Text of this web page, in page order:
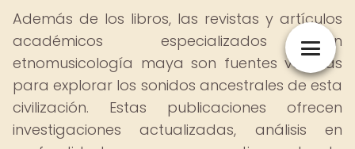
Además de los libros, las revistas y artículos
académicos especializados en
etnomusicología maya son fuentes valiosas
para explorar los sonidos ancestrales de esta
civilización. Estas publicaciones ofrecen
investigaciones actualizadas, análisis en